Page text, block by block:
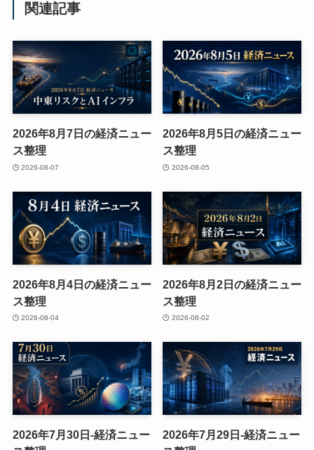
関連記事
2026年8月7日の経済ニュー
ス整理
2026-08-07
2026年8月5日の経済ニュー
ス整理
2026-08-05
2026年8月4日の経済ニュー
ス整理
2026-08-04
2026年8月2日の経済ニュー
ス整理
2026-08-02
2026年7月30日-経済ニュー
2026年7月29日-経済ニュー